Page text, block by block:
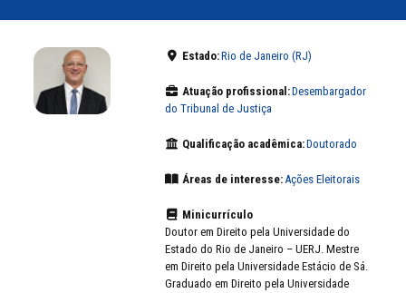
Estado:Rio de Janeiro (RJ)
Atuação profissional:Desembargador
do Tribunal de Justiça
Qualificação acadêmica:Doutorado
Áreas de interesse:Ações Eleitorais
Minicurrículo
Doutor em Direito pela Universidade do
Estado do Rio de Janeiro – UERJ. Mestre
em Direito pela Universidade Estácio de Sá.
Graduado em Direito pela Universidade